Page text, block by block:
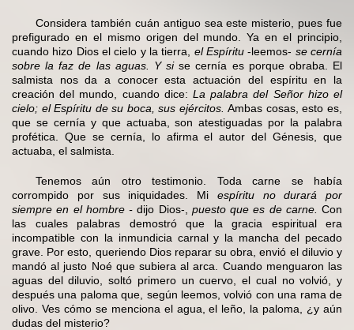
Considera también cuán antiguo sea este misterio, pues fue
prefigurado en el mismo origen del mundo. Ya en el principio,
cuando hizo Dios el cielo y la tierra, el Espíritu -leemos- se cernía
sobre la faz de las aguas. Y sise cernía es porque obraba. El
salmista nos da a conocer esta actuación del espíritu en la
creación del mundo, cuando dice: La palabra del Señor hizo el
cielo; el Espíritu de su boca, sus ejércitos. Ambas cosas, esto es,
que se cernía y que actuaba, son atestiguadas por la palabra
profética. Que se cernía, lo afirma el autor del Génesis, que
actuaba, el salmista.
Tenemos aún otro testimonio. Toda carne se había
corrompido por sus iniquidades. Mi espíritu no durará por
siempre en el hombre - dijo Dios-, puesto que es de carne. Con
las cuales palabras demostró que la gracia espiritual era
incompatible con la inmundicia carnal y la mancha del pecado
grave. Por esto, queriendo Dios reparar su obra, envió el diluvio y
mandó al justo Noé que subiera al arca. Cuando menguaron las
aguas del diluvio, soltó primero un cuervo, el cual no volvió, y
después una paloma que, según leemos, volvió con una rama de
olivo. Ves cómo se menciona el agua, el leño, la paloma, ¿y aún
dudas del misterio?